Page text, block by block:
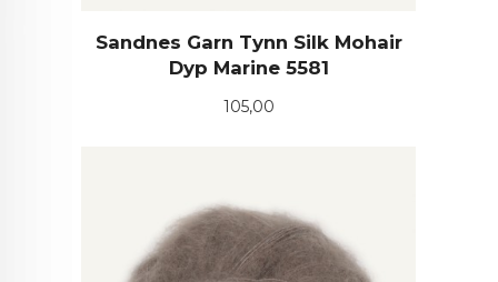
Sandnes Garn Tynn Silk Mohair
Dyp Marine 5581
Pris
105,00